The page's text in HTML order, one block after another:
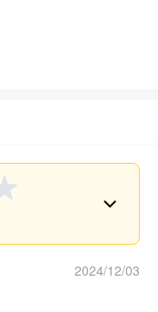
2024/12/03